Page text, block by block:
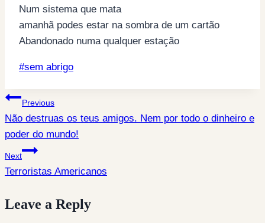
Num sistema que mata
amanhã podes estar na sombra de um cartão
Abandonado numa qualquer estação
Post
#sem abrigo
Post
navigation
Previous
Não destruas os teus amigos. Nem por todo o dinheiro e
poder do mundo!
Next
Terroristas Americanos
Leave a Reply